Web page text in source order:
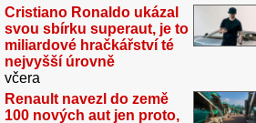
Cristiano Ronaldo ukázal
svou sbírku superaut, je to
miliardové hračkářství té
nejvyšší úrovně
včera
Renault navezl do země
100 nových aut jen proto,